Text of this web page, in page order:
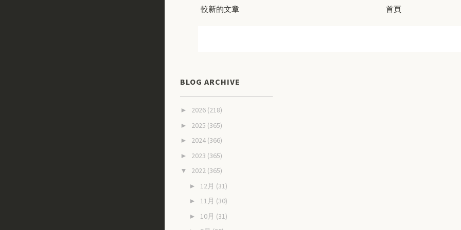
較新的文章 首頁
BLOG ARCHIVE
► 2026 (218)
► 2025 (365)
► 2024 (366)
► 2023 (365)
▼ 2022 (365)
► 12月 (31)
► 11月 (30)
► 10月 (31)